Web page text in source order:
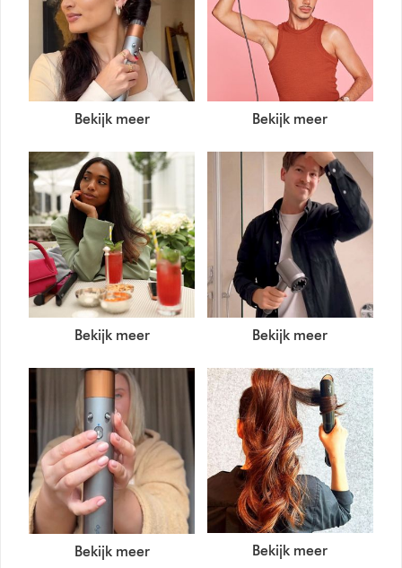
Bekijk meer Bekijk meer
Bekijk meer Bekijk meer
Bekijk meer Bekijk meer